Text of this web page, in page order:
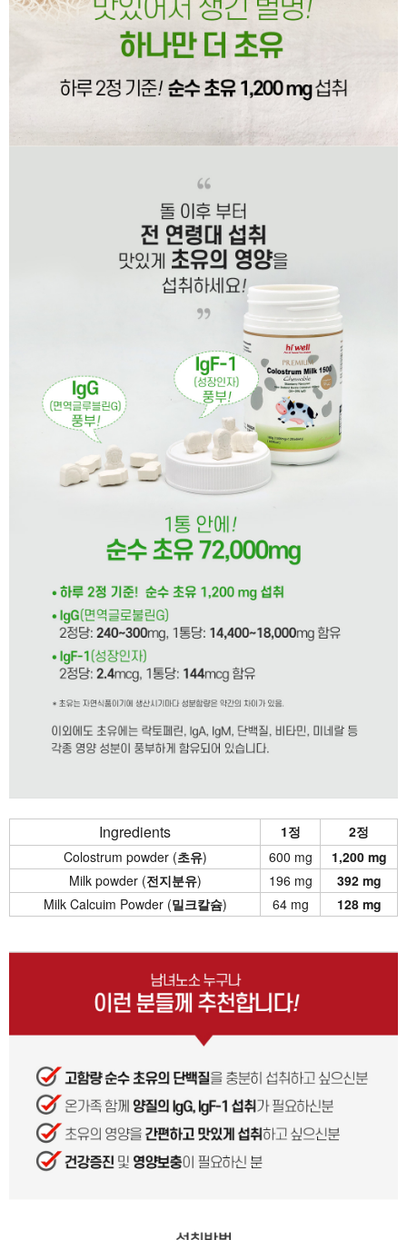
Ingredients 1정
2정
Colostrum powder (초유) 600 mg
1,200 mg
Milk powder (전지분유) 196 mg
392 mg
Milk Calcuim Powder (밀크칼슘) 64 mg 128 mg